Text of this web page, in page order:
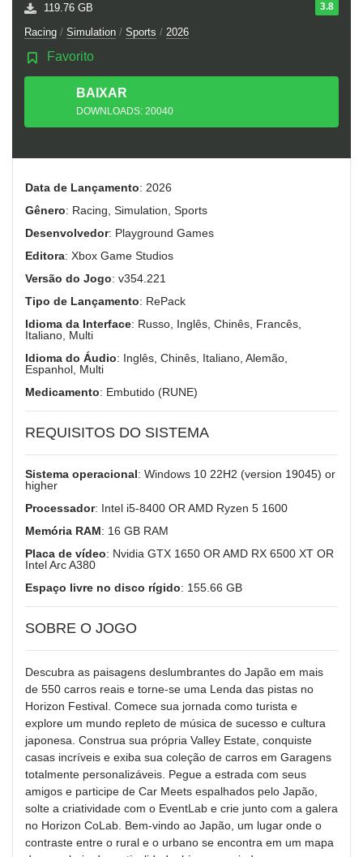
3.8
119.76 GB
Racing / Simulation / Sports / 2026
Favorito
BAIXAR
TORRENTDOWNLOADS: 20040
Data de Lançamento: 2026
Gênero: Racing, Simulation, Sports
Desenvolvedor: Playground Games
Editora: Xbox Game Studios
Versão do Jogo: v354.221
Tipo de Lançamento: RePack
Idioma da Interface: Russo, Inglês, Chinês, Francês,
Italiano, Multi
Idioma do Áudio: Inglês, Chinês, Italiano, Alemão,
Espanhol, Multi
Medicamento: Embutido (RUNE)
REQUISITOS DO SISTEMA
Sistema operacional: Windows 10 22H2 (version 19045) or
higher
Processador: Intel i5-8400 OR AMD Ryzen 5 1600
Memória RAM: 16 GB RAM
Placa de vídeo: Nvidia GTX 1650 OR AMD RX 6500 XT OR
Intel Arc A380
Espaço livre no disco rígido: 155.66 GB
SOBRE O JOGO
Descubra as paisagens deslumbrantes do Japão em mais
de 550 carros reais e torne-se uma Lenda das pistas no
Horizon Festival. Comece sua jornada como turista e
explore um mundo repleto de música de sucesso e cultura
japonesa. Construa sua própria Valley Estate, conquiste
casas incríveis e exiba sua coleção de carros em Garagens
totalmente personalizáveis. Pegue a estrada com seus
amigos e participe de Car Meets espalhados pelo Japão,
solte a criatividade com o EventLab e crie junto com a galera
no Horizon CoLab. Bem-vindo ao Japão, um lugar onde o
contraste entre o rural e o urbano se encontra em um mapa